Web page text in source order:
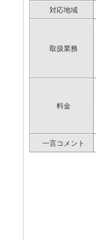
対応地域
取扱業務
料金
一言コメント